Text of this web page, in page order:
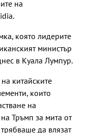
на
която лидерите
министър
в Куала Лумпур.
китайските
които
на
Тръмп за мита от
да влязат